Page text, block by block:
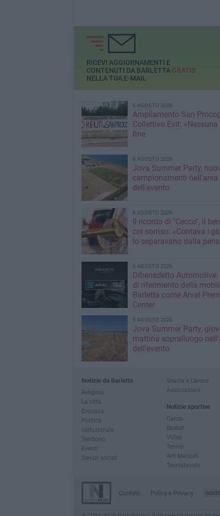
RICEVI AGGIORNAMENTI E
CONTENUTI DA BARLETTA GRATIS
NELLA TUA E-MAIL
6 AGOSTO 2026
Ampliamento San
Collettivo Exit:
fine
6 AGOSTO 2026
Jova Summer Party,
campionamenti nell'area
dell'evento
6 AGOSTO 2026
Il ricordo di "Cecco", il
col sorriso: «Contava i
lo separavano dalla
6 AGOSTO 2026
Dibenedetto
di riferimento della
Barletta come Arval
Center
5 AGOSTO 2026
Jova Summer Party,
mattina sopralluogo
dell'evento
Notizie da Barletta
Religioni
La città
Cronaca
Politica
Istituzionale
Territorio
Eventi
Servizi sociali
Scuola e Lavoro
Associazioni
Notizie sportive
Calcio
Basket
Volley
Tennis
Arti Marziali
Tennistavolo
Contatti Policy e Privacy